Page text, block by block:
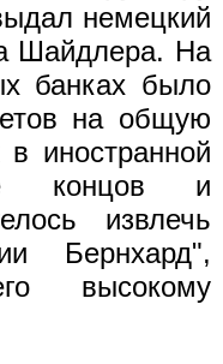
немецкий
Шайдлера. На
банках было
на общую
иностранной
концов и
извлечь
Бернхард",
высокому